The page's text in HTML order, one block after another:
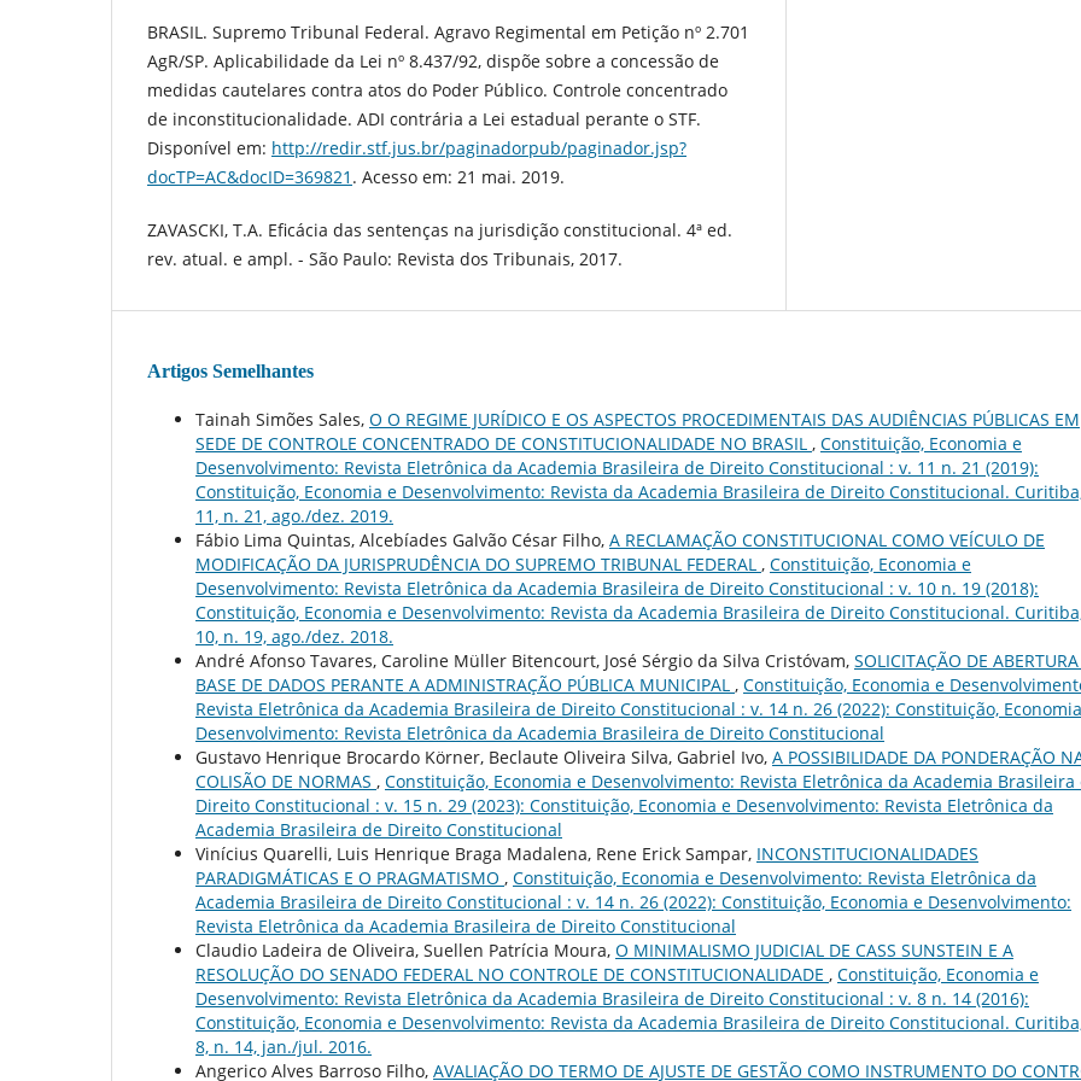
BRASIL. Supremo Tribunal Federal. Agravo Regimental em Petição nº 2.701
AgR/SP. Aplicabilidade da Lei nº 8.437/92, dispõe sobre a concessão de
medidas cautelares contra atos do Poder Público. Controle concentrado
de inconstitucionalidade. ADI contrária a Lei estadual perante o STF.
Disponível em: http://redir.stf.jus.br/paginadorpub/paginador.jsp?
docTP=AC&docID=369821 . Acesso em: 21 mai. 2019.
ZAVASCKI, T.A. Eficácia das sentenças na jurisdição constitucional. 4ª ed.
rev. atual. e ampl. - São Paulo: Revista dos Tribunais, 2017.
Artigos Semelhantes
Tainah Simões Sales, O O REGIME JURÍDICO E OS ASPECTOS PROCEDIMENTAIS DAS AUDIÊNCIAS PÚBLICAS EM
SEDE DE CONTROLE CONCENTRADO DE CONSTITUCIONALIDADE NO BRASIL , Constituição, Economia e
Desenvolvimento: Revista Eletrônica da Academia Brasileira de Direito Constitucional : v. 11 n. 21 (2019):
Constituição, Economia e Desenvolvimento: Revista da Academia Brasileira de Direito Constitucional.
11, n. 21, ago./dez. 2019.
Fábio Lima Quintas, Alcebíades Galvão César Filho, A RECLAMAÇÃO CONSTITUCIONAL COMO VEÍCULO DE
MODIFICAÇÃO DA JURISPRUDÊNCIA DO SUPREMO TRIBUNAL FEDERAL , Constituição, Economia e
Desenvolvimento: Revista Eletrônica da Academia Brasileira de Direito Constitucional : v. 10 n. 19 (2018):
Constituição, Economia e Desenvolvimento: Revista da Academia Brasileira de Direito Constitucional.
10, n. 19, ago./dez. 2018.
André Afonso Tavares, Caroline Müller Bitencourt, José Sérgio da Silva Cristóvam, SOLICITAÇÃO DE
BASE DE DADOS PERANTE A ADMINISTRAÇÃO PÚBLICA MUNICIPAL , Constituição, Economia e
Revista Eletrônica da Academia Brasileira de Direito Constitucional : v. 14 n. 26 (2022): Constituição,
Desenvolvimento: Revista Eletrônica da Academia Brasileira de Direito Constitucional
Gustavo Henrique Brocardo Körner, Beclaute Oliveira Silva, Gabriel Ivo, A POSSIBILIDADE DA PONDERAÇÃO
COLISÃO DE NORMAS , Constituição, Economia e Desenvolvimento: Revista Eletrônica da Academia Brasileira
Direito Constitucional : v. 15 n. 29 (2023): Constituição, Economia e Desenvolvimento: Revista Eletrônica da
Academia Brasileira de Direito Constitucional
Vinícius Quarelli, Luis Henrique Braga Madalena, Rene Erick Sampar, INCONSTITUCIONALIDADES
PARADIGMÁTICAS E O PRAGMATISMO , Constituição, Economia e Desenvolvimento: Revista Eletrônica da
Academia Brasileira de Direito Constitucional : v. 14 n. 26 (2022): Constituição, Economia e Desenvolvimento:
Revista Eletrônica da Academia Brasileira de Direito Constitucional
Claudio Ladeira de Oliveira, Suellen Patrícia Moura, O MINIMALISMO JUDICIAL DE CASS SUNSTEIN E A
RESOLUÇÃO DO SENADO FEDERAL NO CONTROLE DE CONSTITUCIONALIDADE , Constituição, Economia e
Desenvolvimento: Revista Eletrônica da Academia Brasileira de Direito Constitucional : v. 8 n. 14 (2016):
Constituição, Economia e Desenvolvimento: Revista da Academia Brasileira de Direito Constitucional.
8, n. 14, jan./jul. 2016.
Angerico Alves Barroso Filho, AVALIAÇÃO DO TERMO DE AJUSTE DE GESTÃO COMO INSTRUMENTO DO